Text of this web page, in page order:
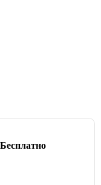
Бесплатно